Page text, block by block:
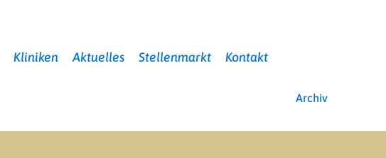
Kliniken Aktuelles Stellenmarkt Kontakt
Archiv